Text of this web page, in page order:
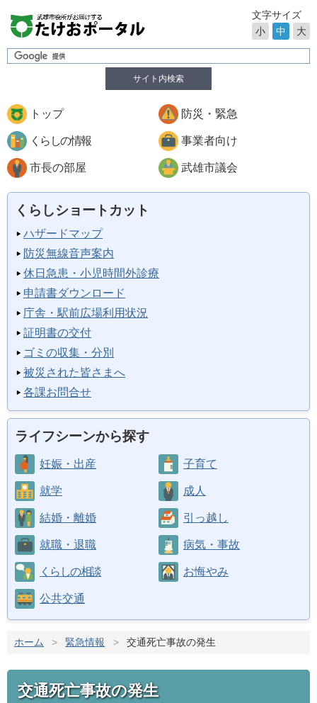
サイト内検索
文字サイズ
小
中 大
トップ 防災・緊急
くらしの情報 事業者向け
市長の部屋 武雄市議会
くらしショートカット
ハザードマップ
防災無線音声案内
休日急患・小児時間外診療
申請書ダウンロード
庁舎・駅前広場利用状況
証明書の交付
ゴミの収集・分別
被災された皆さまへ
各課お問合せ
ライフシーンから探す
妊娠・出産 子育て
就学 成人
結婚・離婚 引っ越し
就職・退職 病気・事故
くらしの相談 お悔やみ
公共交通
ホーム > 緊急情報 > 交通死亡事故の発生
交通死亡事故の発生